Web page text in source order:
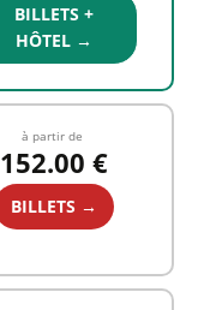
BILLETS +
HÔTEL →
à partir de
152.00 €
BILLETS →